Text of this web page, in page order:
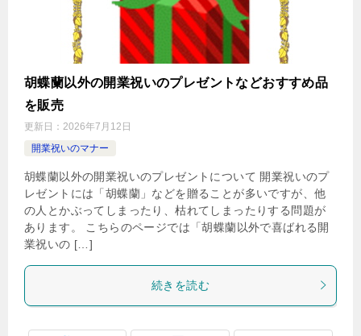
胡蝶蘭以外の開業祝いのプレゼントなどおすすめ品
を販売
更新日： 2026年7月12日
開業祝いのマナー
胡蝶蘭以外の開業祝いのプレゼントについて 開業祝いのプ
レゼントには「胡蝶蘭」などを贈ることが多いですが、他
の人とかぶってしまったり、枯れてしまったりする問題が
あります。 こちらのページでは「胡蝶蘭以外で喜ばれる開
業祝いの […]
続きを読む